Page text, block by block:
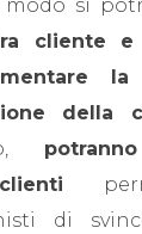
modo si
cliente e
della
di